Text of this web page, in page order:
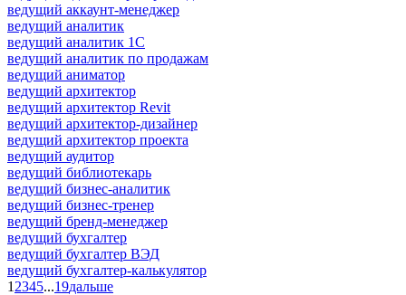
ведущий аккаунт-менеджер
ведущий аналитик
ведущий аналитик 1С
ведущий аналитик по продажам
ведущий аниматор
ведущий архитектор
ведущий архитектор Revit
ведущий архитектор-дизайнер
ведущий архитектор проекта
ведущий аудитор
ведущий библиотекарь
ведущий бизнес-аналитик
ведущий бизнес-тренер
ведущий бренд-менеджер
ведущий бухгалтер
ведущий бухгалтер ВЭД
ведущий бухгалтер-калькулятор
1 2345...19дальше